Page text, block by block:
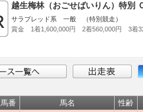
越生梅林（おごせばいりん）特
サラブレッド系 一般 （特別競走）
賞金 1着1,600,000円 2着560,000円 3着
馬番 馬名 性齢